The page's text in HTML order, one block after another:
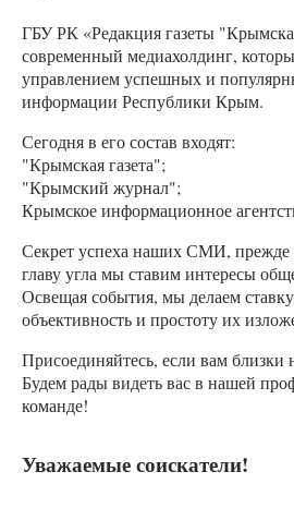
ГБУ РК «Редакция газеты
современный медиахолдинг,
управлением успешных и
информации Республики Крым.
Сегодня в его состав входят:
"Крымская газета";
"Крымский журнал";
Крымское информационное
Секрет успеха наших СМИ, прежде
главу угла мы ставим интересы
Освещая события, мы делаем
объективность и простоту их
Присоединяйтесь, если вам
Будем рады видеть вас в нашей
команде!
Уважаемые соискатели!